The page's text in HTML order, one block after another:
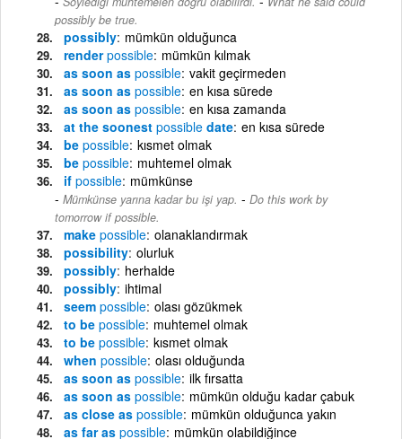
possibly be true.
possibly mümkün olduğunca
renderpossible mümkün kılmak
as soon as possible vakit geçirmeden
as soon as possible en kısa sürede
as soon as possible en kısa zamanda
at the soonest possible date en kısa sürede
be possible kısmet olmak
be possible muhtemel olmak
if possible mümkünse
Mümkünse yarına kadar bu işi yap. - Do this work by
tomorrow if possible.
make possible olanaklandırmak
possibility olurluk
possibly herhalde
possibly ihtimal
seem possible olası gözükmek
to be possible muhtemel olmak
to be possible kısmet olmak
when possible olası olduğunda
as soon as possible ilk fırsatta
as soon as possible mümkün olduğu kadar çabuk
as close as possible mümkün olduğunca yakın
as far as possible mümkün olabildiğince